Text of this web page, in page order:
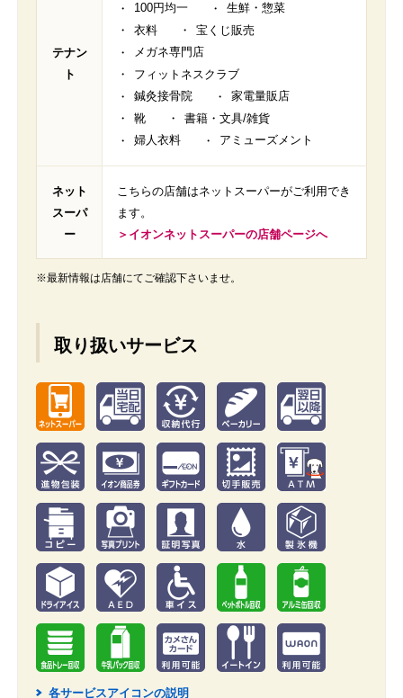
テナン
ト
100円均一
生鮮・惣菜
衣料
宝くじ販売
メガネ専門店
フィットネスクラブ
鍼灸接骨院
家電量販店
靴
書籍・文具/雑貨
婦人衣料
アミューズメント
ネット
スーパ
ー
こちらの店舗はネットスーパーがご利用でき
ます。
＞イオンネットスーパーの店舗ページへ
※最新情報は店舗にてご確認下さいませ。
取り扱いサービス
2 各サービスアイコンの説明